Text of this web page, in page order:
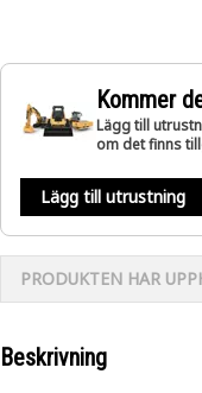
Kommer
Lägg till
om det finns
Lägg till utrustning
PRODUKTEN HAR
Beskrivning